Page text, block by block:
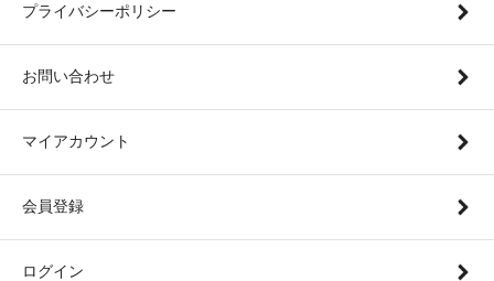
プライバシーポリシー
お問い合わせ
マイアカウント
会員登録
ログイン